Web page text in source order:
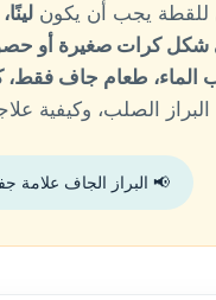
للقطة يجب أن يكون
شكل كرات صغيرة أو
طعام جاف فقط،
البراز الصلب، وكيفية
📢 البراز الجاف